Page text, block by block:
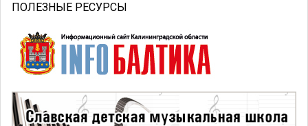
ПОЛЕЗНЫЕ РЕСУРСЫ